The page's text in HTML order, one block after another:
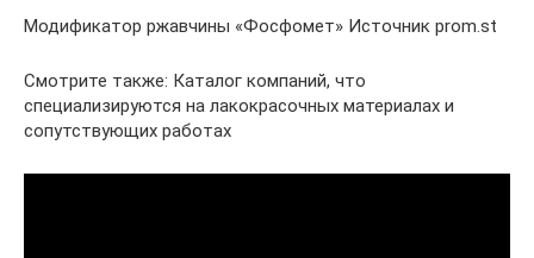
Модификатор ржавчины «Фосфомет» Источник prom.st
Смотрите также: Каталог компаний, что
специализируются на лакокрасочных материалах и
сопутствующих работах